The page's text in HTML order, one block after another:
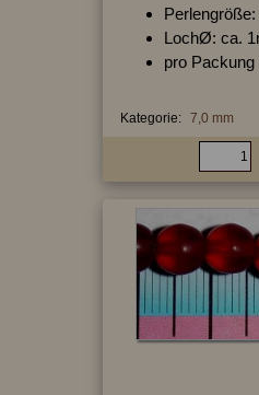
LochØ: ca.
pro Packung
Kategorie: 7,0 mm